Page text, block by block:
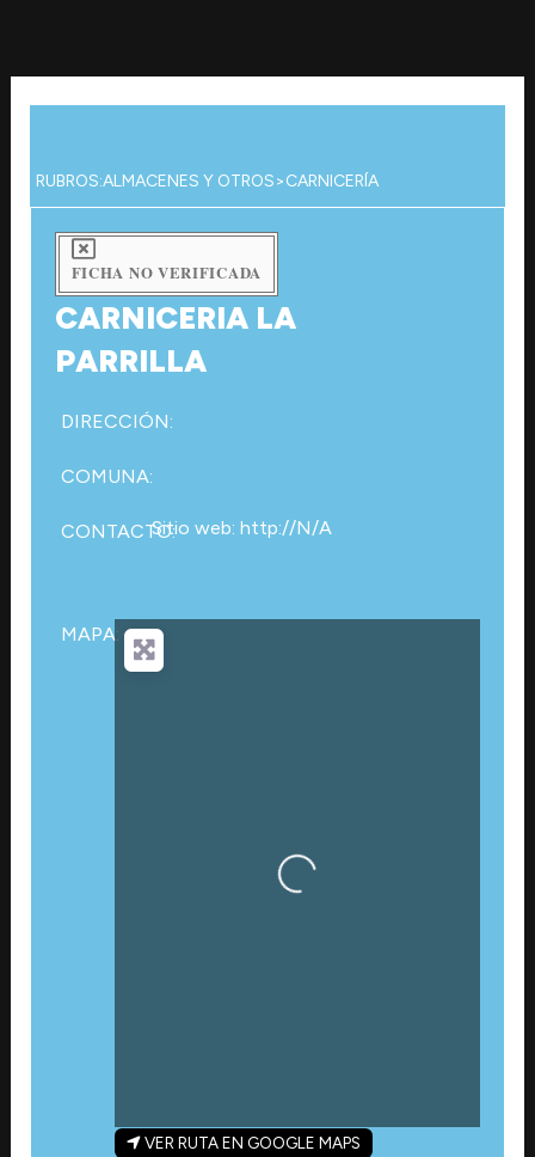
contenido
RUBROS:ALMACENES Y OTROS>CARNICERÍA
FICHA NO VERIFICADA
CARNICERIA LA
PARRILLA
DIRECCIÓN:
COMUNA:
CONTACTO:Sitio web: http://N/A
MAPA:
Cargando…
VER RUTA EN GOOGLE MAPS